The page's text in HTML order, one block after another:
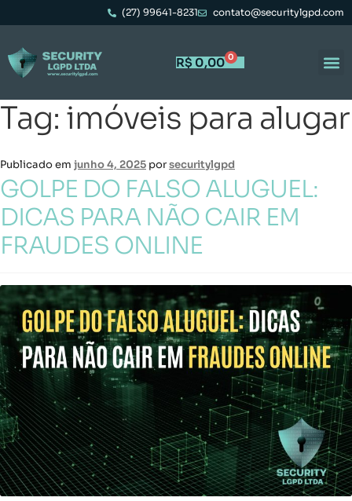
(27) 99641-8231 contato@securitylgpd.com
R$ 0,00 0
Tag: imóveis para alugar
Publicado em junho 4, 2025 porsecuritylgpd
GOLPE DO FALSO ALUGUEL:
DICAS PARA NÃO CAIR EM
FRAUDES ONLINE